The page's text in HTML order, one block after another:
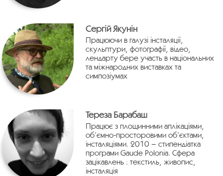
Сергій Якунін
Працюючи в галузі інсталяції,
скульптури, фотографії, відео,
лендарту бере участь в національних
та міжнародних виставках та
симпозіумах
Тереза Барабаш
Працює з площинними аплікаціями,
об’ємно-просторовими об’єктами,
інсталяціями. 2010 – стипендіатка
програми Gaude Polonia. Сфера
зацікавлень : текстиль, живопис,
інсталяція